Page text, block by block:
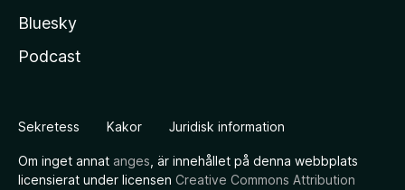
Bluesky
Podcast
Sekretess Kakor Juridisk information
Om inget annat anges , är innehållet på denna webbplats
licensierat under licensen Creative Commons Attribution